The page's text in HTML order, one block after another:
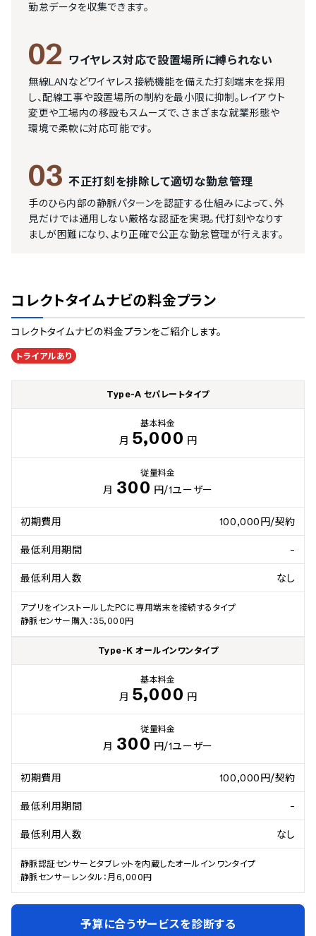
勤怠データを収集できます。
02 ワイヤレス対応で設置場所に縛られない
無線LANなどワイヤレス接続機能を備えた打刻端末を採用
し、配線工事や設置場所の制約を最小限に抑制。レイアウト
変更や工場内の移設もスムーズで、さまざまな就業形態や
環境で柔軟に対応可能です。
03 不正打刻を排除して適切な勤怠管理
手のひら内部の静脈パターンを認証する仕組みによって、外
見だけでは通用しない厳格な認証を実現。代打刻やなりす
ましが困難になり、より正確で公正な勤怠管理が行えます。
コレクトタイムナビの料金プラン
コレクトタイムナビの料金プランをご紹介します。
トライアルあり
Type-A セパレートタイプ
基本料金
月 5,000 円
従量料金
月 300 円/1ユーザー
初期費用 100,000円/契約
最低利用期間 -
最低利用人数 なし
アプリをインストールしたPCに専用端末を接続するタイプ
静脈センサー購入：35,000円
Type-K オールインワンタイプ
基本料金
月 5,000 円
従量料金
月 300 円/1ユーザー
初期費用 100,000円/契約
最低利用期間 -
最低利用人数 なし
静脈認証センサーとタブレットを内蔵したオールインワンタイプ
静脈センサーレンタル：月6,000円
予算に合うサービスを診断する